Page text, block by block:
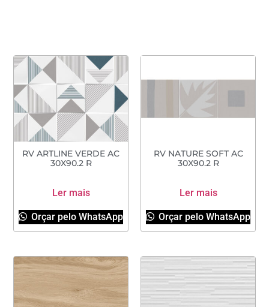
RV ARTLINE VERDE AC
30X90.2 R
Ler mais
Orçar pelo WhatsApp
RV NATURE SOFT AC
30X90.2 R
Ler mais
Orçar pelo WhatsApp